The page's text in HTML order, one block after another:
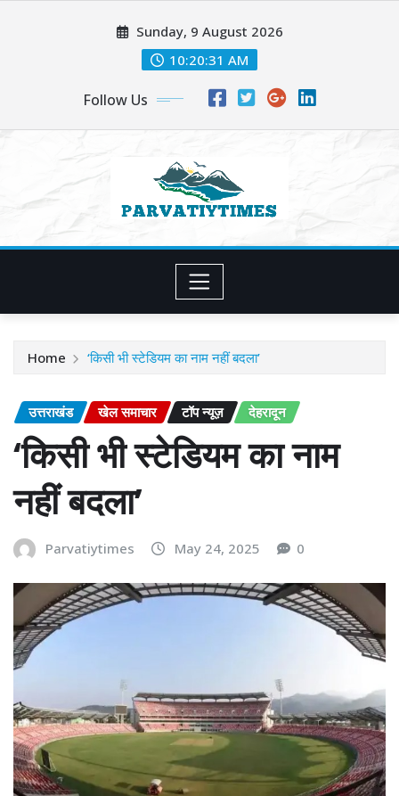
Sunday, 9 August 2026
10:20:32 AM
Follow Us
Home ‘किसी भी स्टेडियम का नाम नहीं बदला’
उत्तराखंड खेल समाचार टॉप न्यूज़ देहरादून
‘किसी भी स्टेडियम का नाम
नहीं बदला’
Parvatiytimes May 24, 2025 0